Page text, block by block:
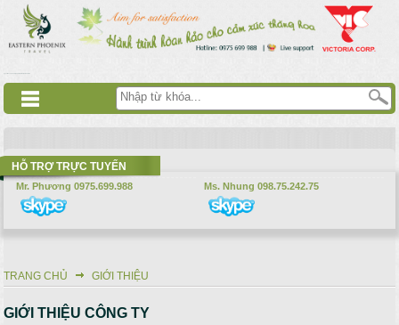
Nhảy đến nội dung
HỖ TRỢ TRỰC TUYẾN
Mr. Phương 0975.699.988 Ms. Nhung 098.75.242.75
Bạn đang ở đây
TRANG CHỦ GIỚI THIỆU
GIỚI THIỆU CÔNG TY